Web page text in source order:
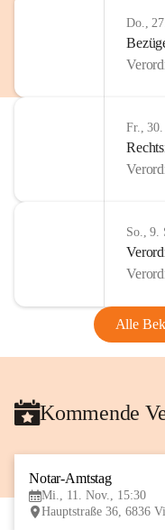
Do.,
Fr.,
So., 9.
Alle
Kommende
Notar-Amtstag
Mi., 11. Nov., 15:30
Hauptstraße 36, 6836